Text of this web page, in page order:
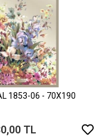
1853-06 - 70X190
TL